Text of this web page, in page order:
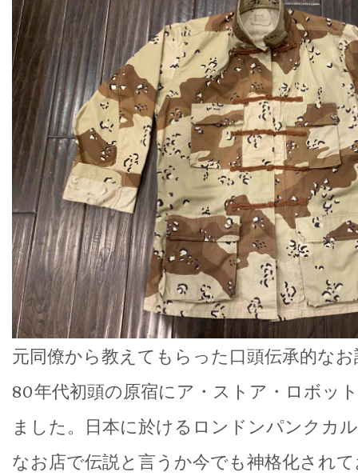
元同僚から教えてもらった口頭伝承的な
80年代初頭の原宿にア・ストア・ロボッ
ました。日本に於けるロンドンパンクカ
なお店で伝説と言うか今でも神格化され